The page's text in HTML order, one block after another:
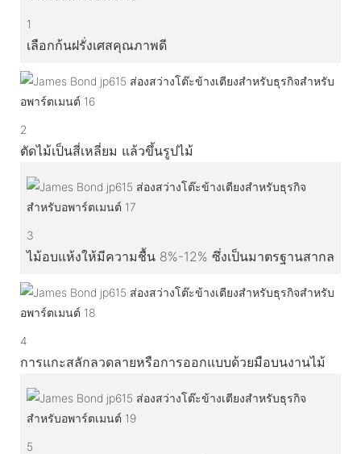
1
เลือกก้นฝรั่งเศสคุณภาพดี
2
ตัดไม้เป็นสี่เหลี่ยม แล้วขึ้นรูปไม้
3
ไม้อบแห้งให้มีความชื้น 8%-12% ซึ่งเป็นมาตรฐานสากล
4
การแกะสลักลวดลายหรือการออกแบบด้วยมือบนงานไม้
5